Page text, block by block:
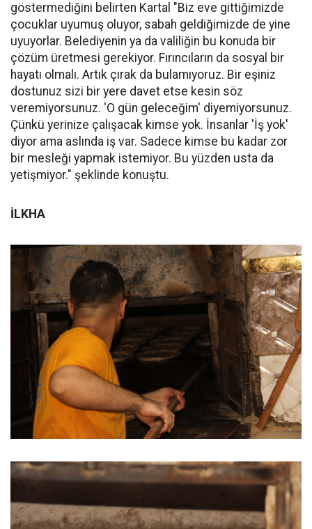
göstermediğini belirten Kartal "Biz eve gittiğimizde
çocuklar uyumuş oluyor, sabah geldiğimizde de yine
uyuyorlar. Belediyenin ya da valiliğin bu konuda bir
çözüm üretmesi gerekiyor. Fırıncıların da sosyal bir
hayatı olmalı. Artık çırak da bulamıyoruz. Bir eşiniz
dostunuz sizi bir yere davet etse kesin söz
veremiyorsunuz. 'O gün geleceğim' diyemiyorsunuz.
Çünkü yerinize çalışacak kimse yok. İnsanlar 'İş yok'
diyor ama aslında iş var. Sadece kimse bu kadar zor
bir mesleği yapmak istemiyor. Bu yüzden usta da
yetişmiyor." şeklinde konuştu.
İLKHA